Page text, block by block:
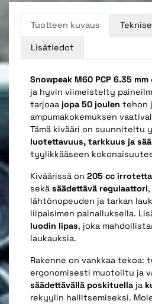
Tuotteen kuvaus
Lisätiedot
Snowpeak M60 PCP 6.35 mm
ja hyvin viimeistelty
tarjoaa jopa 50 joulen tehon
ampumakokemuksen
Tämä kivääri on suunniteltu
luotettavuus, tarkkuus ja
tyylikkääseen
Kiväärissä on 205 cc
sekä säädettävä regulaattori
lähtönopeuden ja tarkan
liipaisimen painalluksella.
luodin lipas, joka
laukauksia.
Rakenne on vankkaa tekoa:
ergonomisesti muotoiltu ja
säädettävällä poskituella ja
rekyylin hallitsemiseksi.